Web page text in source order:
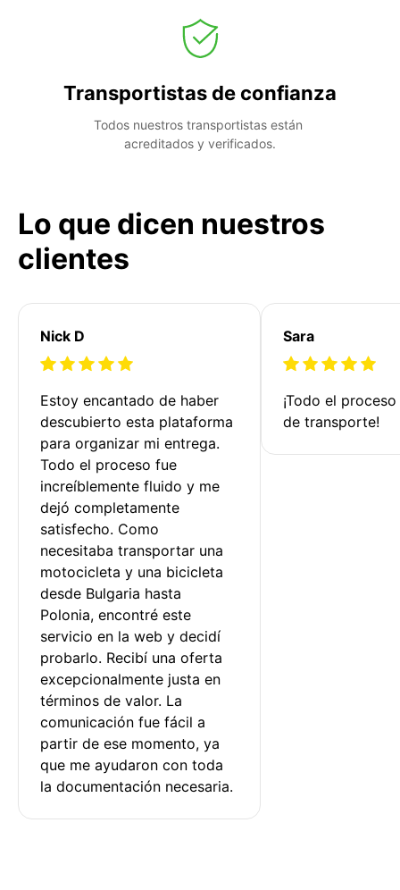
Transportistas de confianza
Todos nuestros transportistas están
acreditados y verificados.
Lo que dicen nuestros
clientes
Nick D
Estoy encantado de haber
descubierto esta plataforma
para organizar mi entrega.
Todo el proceso fue
increíblemente fluido y me
dejó completamente
satisfecho. Como
necesitaba transportar una
motocicleta y una bicicleta
desde Bulgaria hasta
Polonia, encontré este
servicio en la web y decidí
probarlo. Recibí una oferta
excepcionalmente justa en
términos de valor. La
comunicación fue fácil a
partir de ese momento, ya
que me ayudaron con toda
la documentación necesaria.
Sara
¡Todo el
de transporte!